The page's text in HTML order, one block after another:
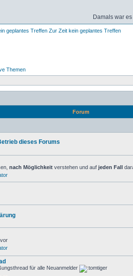
Damals war
Zur Zeit kein geplantes Treffen
Themen
Forum
dieses Forums
nach Möglichkeit verstehen und auf jeden Fall
für alle Neuanmelder